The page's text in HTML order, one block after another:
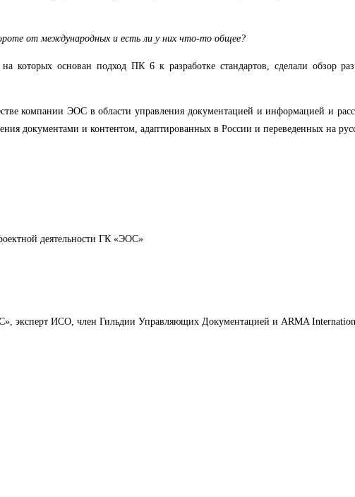
от международных и есть ли у них что-то общее?
которых основан подход ПК 6 к разработке стандартов, сделали обзор
компании ЭОС в области управления документацией и информацией и
документами и контентом, адаптированных в России и переведенных на
деятельности ГК «ЭОС»
эксперт ИСО, член Гильдии Управляющих Документацией и ARMA